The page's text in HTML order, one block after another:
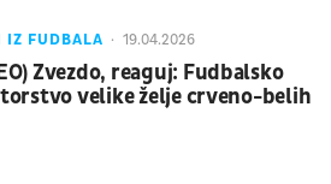
IZ FUDBALA 19.04.2026
Zvezdo, reaguj: Fudbalsko
velike želje crveno-belih